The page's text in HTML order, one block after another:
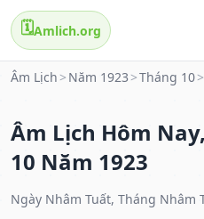
🗓️Amlich.org
Âm Lịch > Năm 1923 >Tháng 10>
Âm Lịch Hôm
10 Năm 1923
Ngày Nhâm Tuất, Tháng Nhâm